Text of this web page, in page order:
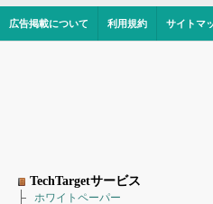
広告掲載について 利用規約 サイトマ
TechTargetサービス
ホワイトペーパー